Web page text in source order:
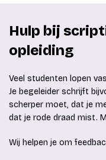
Hulp bij
opleiding
Veel studenten lopen
Je begeleider schrijft
scherper moet, dat je
dat je rode draad mist.
Wij helpen je om